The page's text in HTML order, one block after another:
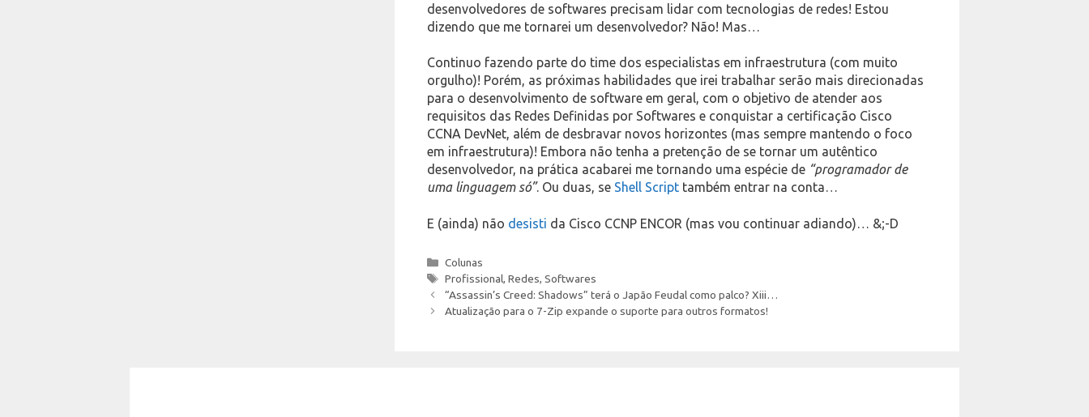
desenvolvedores de softwares precisam lidar com tecnologias de redes! Estou
dizendo que me tornarei um desenvolvedor? Não! Mas…
Continuo fazendo parte do time dos especialistas em infraestrutura (com muito
orgulho)! Porém, as próximas habilidades que irei trabalhar serão mais direcionadas
para o desenvolvimento de software em geral, com o objetivo de atender aos
requisitos das Redes Definidas por Softwares e conquistar a certificação Cisco
CCNA DevNet, além de desbravar novos horizontes (mas sempre mantendo o foco
em infraestrutura)! Embora não tenha a pretenção de se tornar um autêntico
desenvolvedor, na prática acabarei me tornando uma espécie de “programador de
uma linguagem só”. Ou duas, se Shell Script também entrar na conta…
E (ainda) não desisti da Cisco CCNP ENCOR (mas vou continuar adiando)… &;-D
Categories
Colunas
Tags
Profissional, Redes, Softwares
“Assassin’s Creed: Shadows” terá o Japão Feudal como palco? Xiii…
Atualização para o 7-Zip expande o suporte para outros formatos!